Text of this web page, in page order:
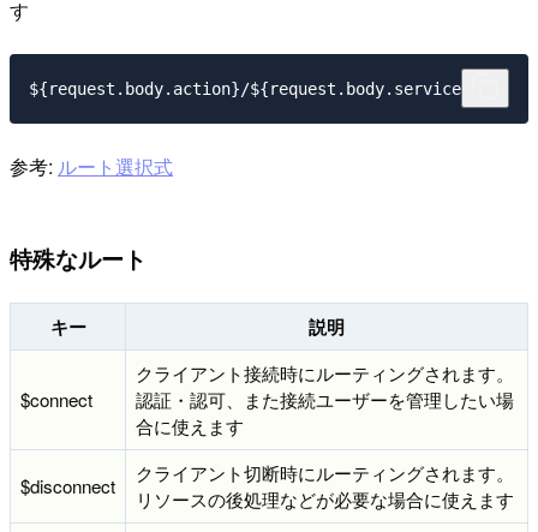
す
参考: ルート選択式
特殊なルート
キー 説明
$connect
クライアント接続時にルーティングされます。
認証・認可、また接続ユーザーを管理したい場
合に使えます
$disconnect
クライアント切断時にルーティングされます。
リソースの後処理などが必要な場合に使えます